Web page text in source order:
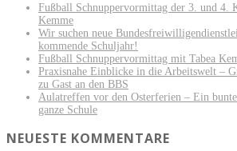
Fußball Schnuppervormittag der 3. und 4.
Kemme
Wir suchen neue
kommende Schuljahr!
Fußball Schnuppervormittag mit Tabea
Praxisnahe Einblicke in die Arbeitswelt –
zu Gast an den BBS
Aulatreffen vor den Osterferien – Ein
ganze Schule
NEUESTE KOMMENTARE